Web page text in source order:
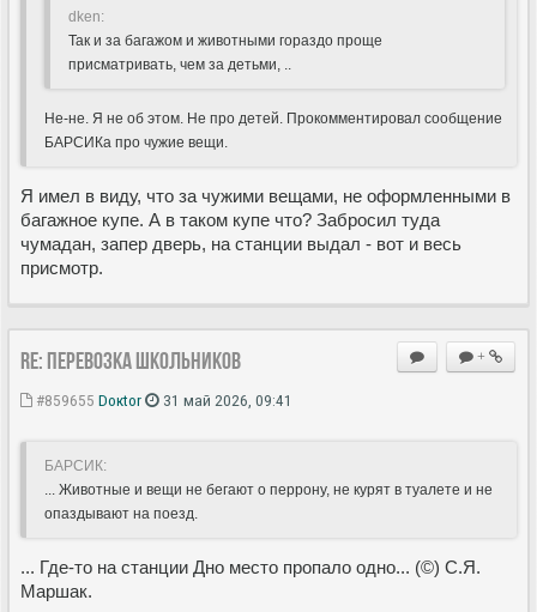
dken:
Так и за багажом и животными гораздо проще
присматривать, чем за детьми, ..
Не-не. Я не об этом. Не про детей. Прокомментировал сообщение
БАРСИКа про чужие вещи.
Я имел в виду, что за чужими вещами, не оформленными в
багажное купе. А в таком купе что? Забросил туда
чумадан, запер дверь, на станции выдал - вот и весь
присмотр.
+
Re: Перевозка школьников
#859655 Doкtor 31 май 2026, 09:41
БАРСИК:
... Животные и вещи не бегают о перрону, не курят в туалете и не
опаздывают на поезд.
... Где-то на станции Дно место пропало одно... (©) С.Я.
Маршак.